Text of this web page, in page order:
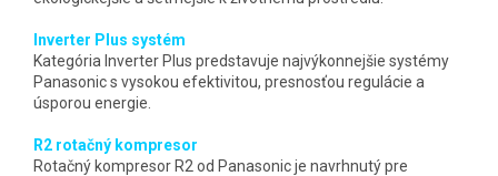
Inverter Plus systém
Kategória Inverter Plus predstavuje najvýkonnejšie systémy
Panasonic s vysokou efektivitou, presnosťou regulácie a
úsporou energie.
R2 rotačný kompresor
Rotačný kompresor R2 od Panasonic je navrhnutý pre